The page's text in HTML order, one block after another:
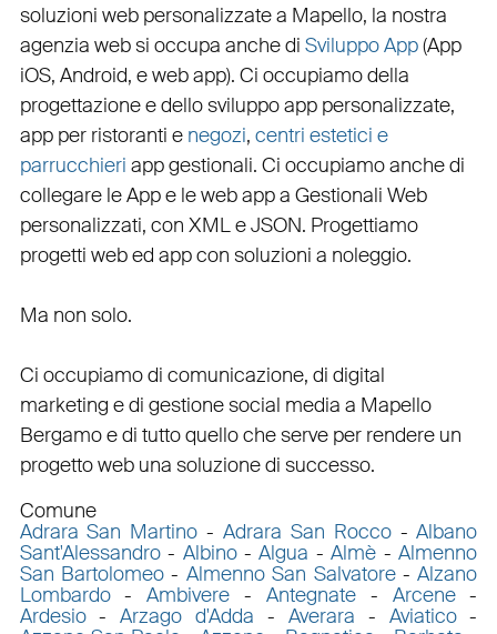
soluzioni web personalizzate a Mapello, la nostra
agenzia websi occupa anche di Sviluppo App(App
iOS, Android, eweb app). Ci occupiamo della
progettazionee dellosviluppo app personalizzate,
app per ristoranti e negozi, centri estetici e
parrucchieri app gestionali. Ci occupiamo anche di
collegareleAppe leweb appa Gestionali Web
personalizzati, con XMLeJSON. Progettiamo
progetti webed appcon soluzioni a noleggio.
Ma non solo.
Ci occupiamo di comunicazione, di digital
marketing e di gestione social media a Mapello
Bergamo e di tutto quello che serve per rendere un
progetto web una soluzione di successo.
Comune
Adrara San Martino - Adrara San Rocco-Albano
Sant'Alessandro- Albino-Algua -Almè -Almenno
San Bartolomeo- Almenno San Salvatore-Alzano
Lombardo-Ambivere - Antegnate- Arcene-
Ardesio-Arzago d'Adda - Averara - Aviatico-